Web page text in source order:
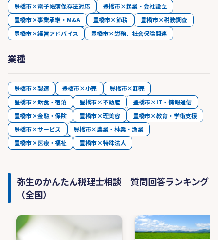
豊橋市×電子帳簿保存法対応
豊橋市×起業・会社設立
豊橋市×事業承継・M&A
豊橋市×節税
豊橋市×税務調査
豊橋市×経営アドバイス
豊橋市×労務、社会保険関連
業種
豊橋市×製造 豊橋市×小売
豊橋市×卸売
豊橋市×飲食・宿泊
豊橋市×不動産
豊橋市×IT・情報通信
豊橋市×金融・保険
豊橋市×理美容
豊橋市×教育・学術支援
豊橋市×サービス
豊橋市×農業・林業・漁業
豊橋市×医療・福祉
豊橋市×特殊法人
弥生のかんたん税理士相談 質問回答ランキング
（全国）